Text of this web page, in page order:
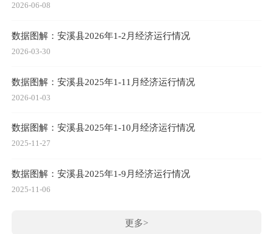
2026-06-08
数据图解：安溪县2026年1-2月经济运行情况
2026-03-30
数据图解：安溪县2025年1-11月经济运行情况
2026-01-03
数据图解：安溪县2025年1-10月经济运行情况
2025-11-27
数据图解：安溪县2025年1-9月经济运行情况
2025-11-06
更多>